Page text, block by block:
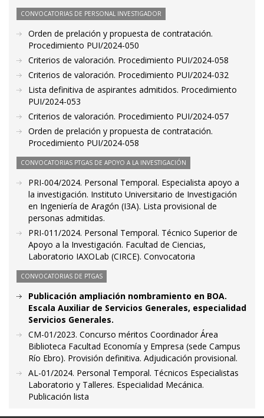
CONVOCATORIAS DE PERSONAL INVESTIGADOR
Orden de prelación y propuesta de contratación.
Procedimiento PUI/2024-050
Criterios de valoración. Procedimiento PUI/2024-058
Criterios de valoración. Procedimiento PUI/2024-032
Lista definitiva de aspirantes admitidos. Procedimiento
PUI/2024-053
Criterios de valoración. Procedimiento PUI/2024-057
Orden de prelación y propuesta de contratación.
Procedimiento PUI/2024-058
CONVOCATORIAS PTGAS DE APOYO A LA INVESTIGACIÓN
PRI-004/2024. Personal Temporal. Especialista apoyo a
la investigación. Instituto Universitario de Investigación
en Ingeniería de Aragón (I3A). Lista provisional de
personas admitidas.
PRI-011/2024. Personal Temporal. Técnico Superior de
Apoyo a la Investigación. Facultad de Ciencias,
Laboratorio IAXOLab (CIRCE). Convocatoria
CONVOCATORIAS DE PTGAS
Publicación ampliación nombramiento en BOA.
Escala Auxiliar de Servicios Generales, especialidad
Servicios Generales.
CM-01/2023. Concurso méritos Coordinador Área
Biblioteca Facultad Economía y Empresa (sede Campus
Río Ebro). Provisión definitiva. Adjudicación provisional.
AL-01/2024. Personal Temporal. Técnicos Especialistas
Laboratorio y Talleres. Especialidad Mecánica.
Publicación lista